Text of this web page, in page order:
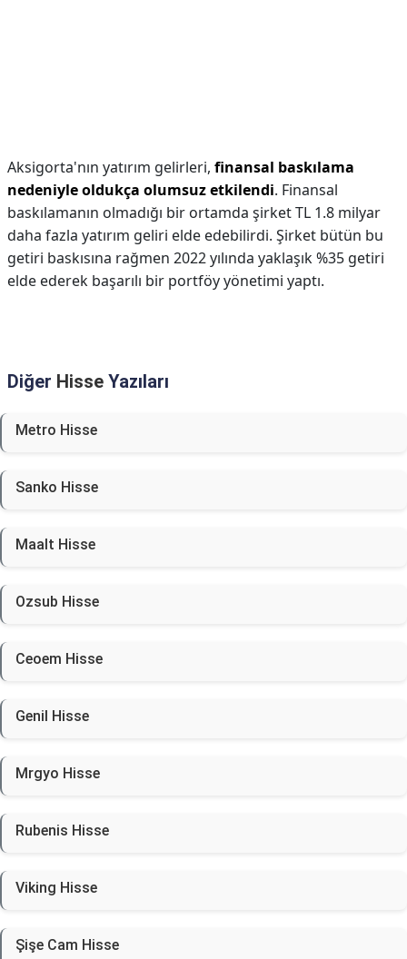
Aksigorta'nın yatırım gelirleri, finansal baskılama
nedeniyle oldukça olumsuz etkilendi. Finansal
baskılamanın olmadığı bir ortamda şirket TL 1.8 milyar
daha fazla yatırım geliri elde edebilirdi. Şirket bütün bu
getiri baskısına rağmen 2022 yılında yaklaşık %35 getiri
elde ederek başarılı bir portföy yönetimi yaptı.
Diğer Hisse Yazıları
Metro Hisse
Sanko Hisse
Maalt Hisse
Ozsub Hisse
Ceoem Hisse
Genil Hisse
Mrgyo Hisse
Rubenis Hisse
Viking Hisse
Şişe Cam Hisse